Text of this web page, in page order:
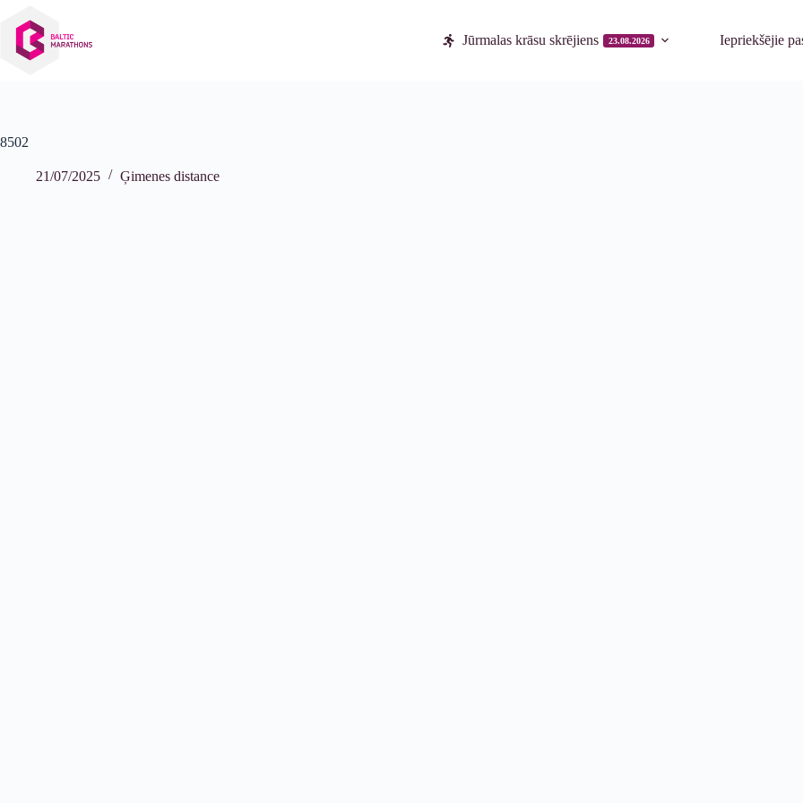
saturu
Jūrmalas krāsu skrējiens 23.08.2026 Iepriekšējie
8502
21/07/2025 Ģimenes distance